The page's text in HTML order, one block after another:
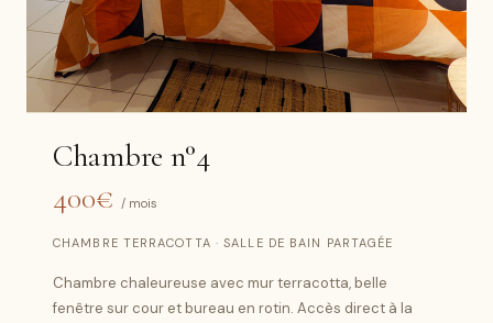
Chambre n°4
400€ / mois
CHAMBRE TERRACOTTA · SALLE DE BAIN PARTAGÉE
Chambre chaleureuse avec mur terracotta, belle
fenêtre sur cour et bureau en rotin. Accès direct à la